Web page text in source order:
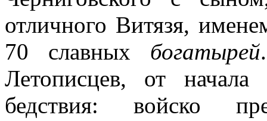
отличного Витязя,
70 славных богатырей
Летописцев, от
бедствия: войско